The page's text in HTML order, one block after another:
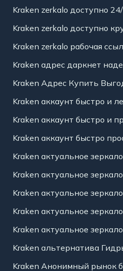
Kraken zerkalo доступно
Kraken zerkalo доступно
Kraken zerkalo рабочая
Kraken адрес даркнет
Kraken Адрес Купить
Kraken аккаунт быстро и
Kraken аккаунт быстро и
Kraken аккаунт быстро
Kraken актуальное
Kraken актуальное
Kraken актуальное
Kraken актуальное
Kraken актуальное
Kraken альтернатива
Kraken Анонимный рынок